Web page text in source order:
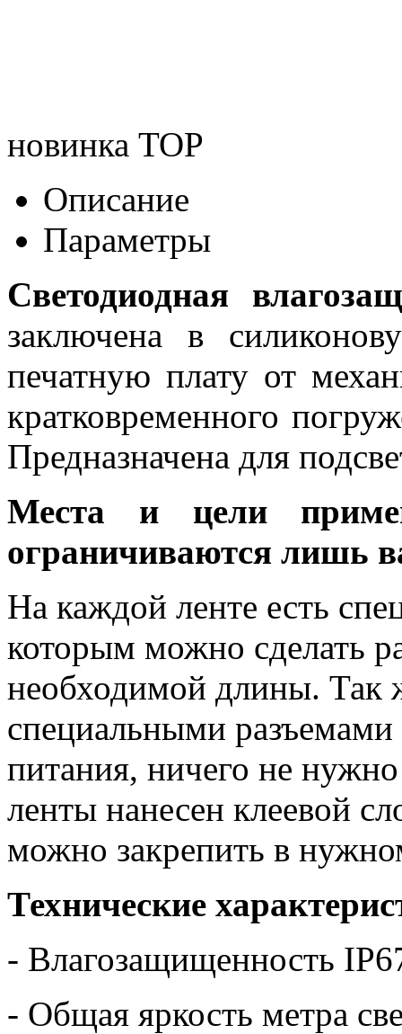
новинка TOP
Описание
Параметры
Светодиодная
заключена в
печатную плату от
кратковременного
Предназначена для
Места и цели
ограничиваются лишь
На каждой ленте есть
которым можно сделать
необходимой длины. Так
специальными
питания, ничего не
ленты нанесен клеевой
можно закрепить в
Технические
- Влагозащищенность
- Общая яркость метра